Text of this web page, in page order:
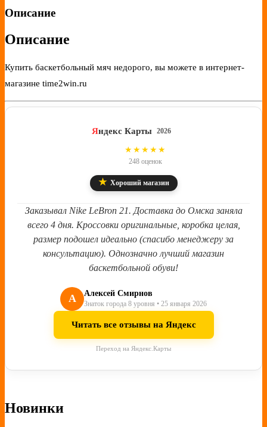
Описание
Описание
Купить баскетбольный мяч недорого, вы можете в интернет-
магазине time2win.ru
Яндекс Карты 2026
★★★★★
248 оценок
★ Хороший магазин
Заказывал Nike LeBron 21. Доставка до Омска заняла
всего 4 дня. Кроссовки оригинальные, коробка целая,
размер подошел идеально (спасибо менеджеру за
консультацию). Однозначно лучший магазин
баскетбольной обуви!
А Алексей Смирнов
Знаток города 8 уровня • 25 января 2026
Читать все отзывы на Яндекс
Переход на Яндекс.Карты
Новинки